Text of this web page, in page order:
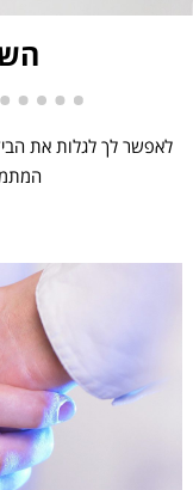
לאפשר לך לגלות את